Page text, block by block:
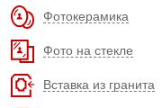
Фотокерамика
Фото на стекле
Вставка из гранита